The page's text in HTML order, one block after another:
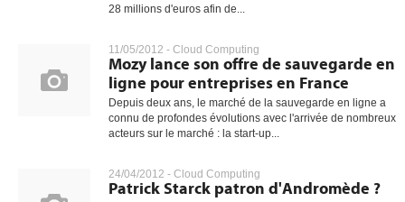
28 millions d'euros afin de...
11/05/2012 - Cloud Computing
Mozy lance son offre de sauvegarde en
ligne pour entreprises en France
Depuis deux ans, le marché de la sauvegarde en ligne a
connu de profondes évolutions avec l'arrivée de nombreux
acteurs sur le marché : la start-up...
24/04/2012 - Cloud Computing
Patrick Starck patron d'Andromède ?